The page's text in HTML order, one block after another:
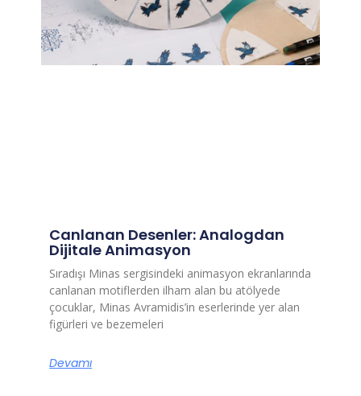
Canlanan Desenler: Analogdan
Dijitale Animasyon
Sıradışı Minas sergisindeki animasyon ekranlarında
canlanan motiflerden ilham alan bu atölyede
çocuklar, Minas Avramidis’in eserlerinde yer alan
figürleri ve bezemeleri
Devamı